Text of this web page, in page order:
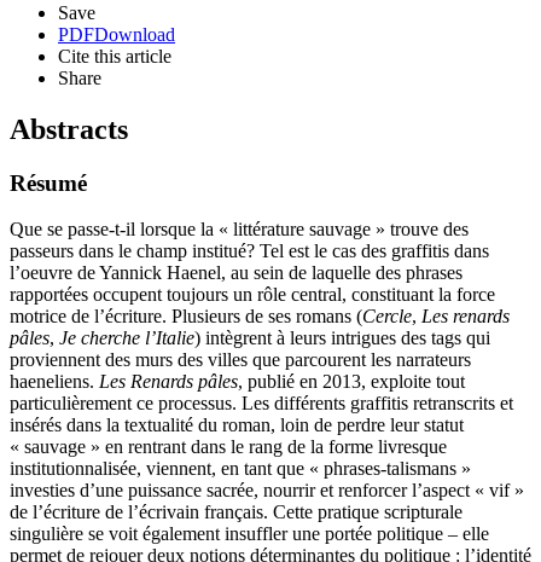
Save
PDFDownload
Cite this article
Share
Abstracts
Résumé
Que se passe-t-il lorsque la « littérature sauvage » trouve des
passeurs dans le champ institué? Tel est le cas des graffitis dans
l’oeuvre de Yannick Haenel, au sein de laquelle des phrases
rapportées occupent toujours un rôle central, constituant la force
motrice de l’écriture. Plusieurs de ses romans (Cercle, Les renards
pâles, Je cherche l’Italie) intègrent à leurs intrigues des tags qui
proviennent des murs des villes que parcourent les narrateurs
haeneliens. Les Renards pâles, publié en 2013, exploite tout
particulièrement ce processus. Les différents graffitis retranscrits et
insérés dans la textualité du roman, loin de perdre leur statut
« sauvage » en rentrant dans le rang de la forme livresque
institutionnalisée, viennent, en tant que « phrases-talismans »
investies d’une puissance sacrée, nourrir et renforcer l’aspect « vif »
de l’écriture de l’écrivain français. Cette pratique scripturale
singulière se voit également insuffler une portée politique – elle
permet de rejouer deux notions déterminantes du politique : l’identité